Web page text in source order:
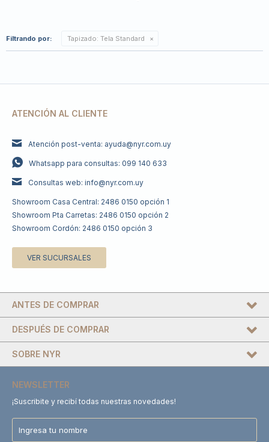
Filtrando por: Tapizado: Tela Standard
ATENCIÓN AL CLIENTE
Atención post-venta: ayuda@nyr.com.uy
Whatsapp para consultas: 099 140 633
Consultas web: info@nyr.com.uy
Showroom Casa Central: 2486 0150 opción 1
Showroom Pta Carretas: 2486 0150 opción 2
Showroom Cordón: 2486 0150 opción 3
VER SUCURSALES
DESPUÉS DE COMPRAR
SOBRE NYR
ANTES DE COMPRAR
NEWSLETTER
¡Suscribite y recibí todas nuestras novedades!